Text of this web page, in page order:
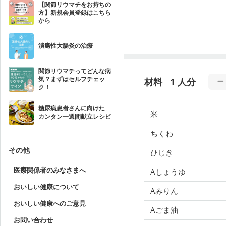
【関節リウマチをお持ちの
方】新規会員登録はこちら
から
潰瘍性大腸炎の治療
関節リウマチってどんな病
気？まずはセルフチェッ
ク！
糖尿病患者さんに向けた
カンタン一週間献立レシピ
その他
医療関係者のみなさまへ
おいしい健康について
おいしい健康へのご意見
お問い合わせ
材料 1 人分
米
ちくわ
ひじき
Aしょうゆ
Aみりん
Aごま油